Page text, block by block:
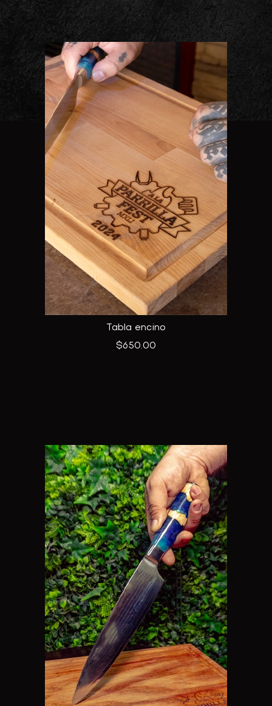
Tabla encino
$650.00